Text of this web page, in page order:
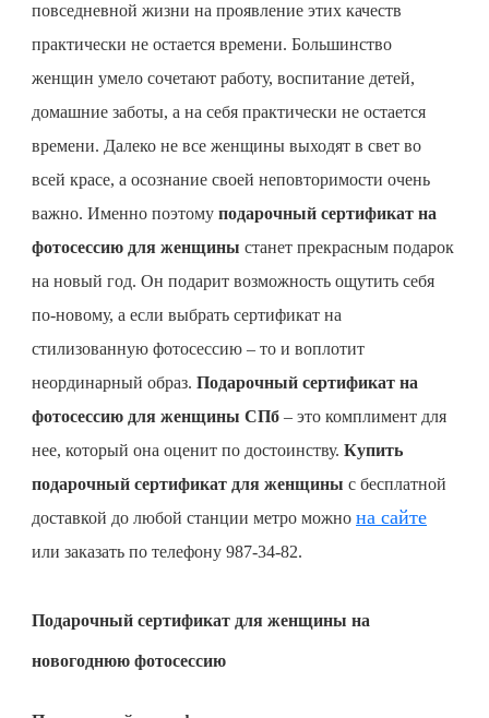
повседневной жизни на проявление этих качеств
практически не остается времени. Большинство
женщин умело сочетают работу, воспитание детей,
домашние заботы, а на себя практически не остается
времени. Далеко не все женщины выходят в свет во
всей красе, а осознание своей неповторимости очень
важно. Именно поэтому подарочный сертификат на
фотосессию для женщины станет прекрасным подарок
на новый год. Он подарит возможность ощутить себя
по-новому, а если выбрать сертификат на
стилизованную фотосессию – то и воплотит
неординарный образ. Подарочный сертификат на
фотосессию для женщины СПб – это комплимент для
нее, который она оценит по достоинству. Купить
подарочный сертификат для женщины с бесплатной
доставкой до любой станции метро можно на сайте
или заказать по телефону 987-34-82.
Подарочный сертификат для женщины на
новогоднюю фотосессию